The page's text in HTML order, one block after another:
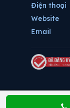
Điện thoại
Website
Email